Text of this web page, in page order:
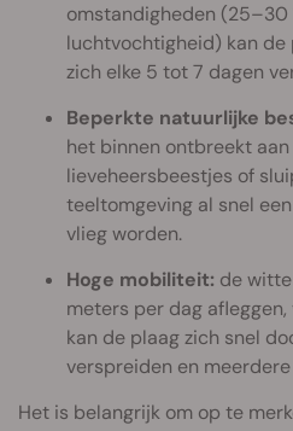
omstandigheden (25–30
luchtvochtigheid) kan
zich elke 5 tot 7 dagen
Beperkte natuurlijke
het binnen ontbreekt
lieveheersbeestjes of
teeltomgeving al snel
vlieg worden.
Hoge mobiliteit: de
meters per dag
kan de plaag zich snel
verspreiden en
Het is belangrijk om op te